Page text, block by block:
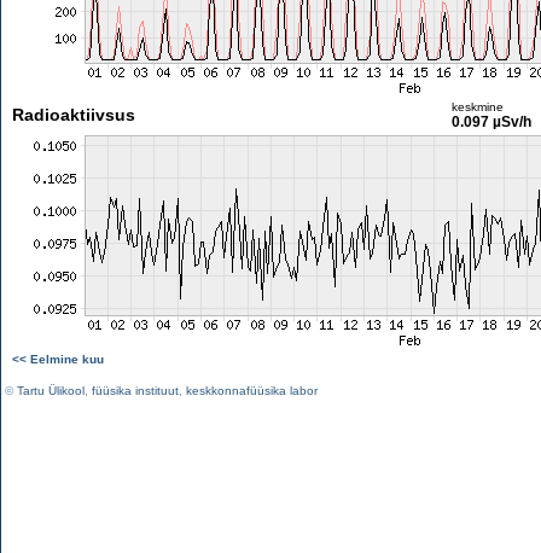
Radioaktiivsus keskmine
0.097 µSv/h
<< Eelmine kuu
©Tartu Ülikool füüsika instituut keskkonnafüüsika labor